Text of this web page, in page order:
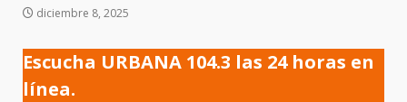
diciembre 8, 2025
Escucha URBANA 104.3 las 24 horas en
línea.